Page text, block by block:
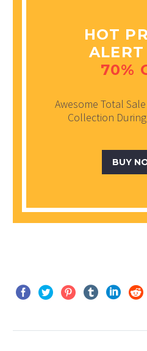
HOT
ALERT
70%
Awesome Total
Collection
BUY